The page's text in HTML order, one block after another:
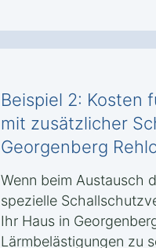
Beispiel 2: Kosten
mit zusätzlicher
Georgenberg
Wenn beim Austausch
spezielle
Ihr Haus in
Lärmbelästigungen zu